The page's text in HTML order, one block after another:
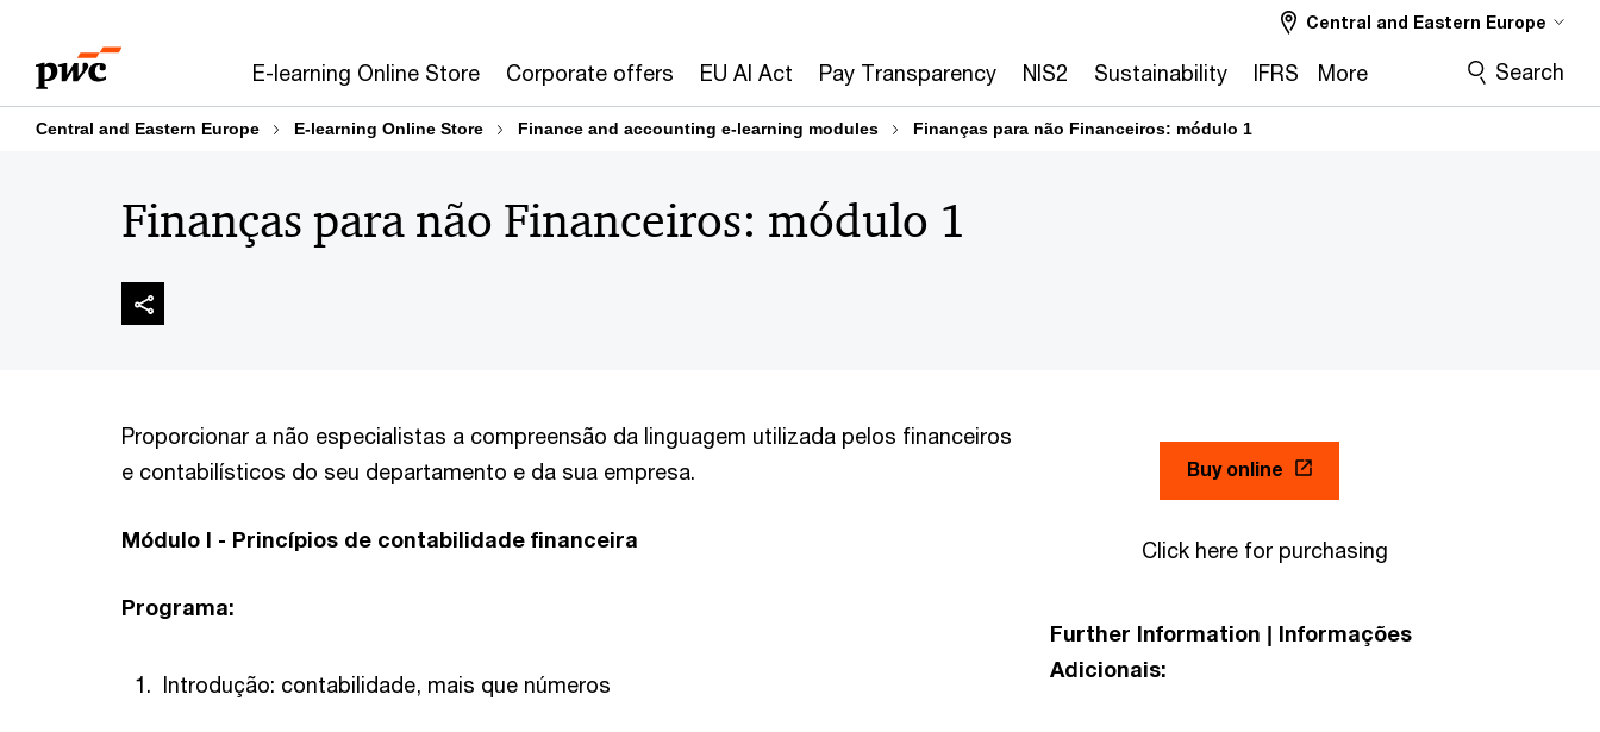
content
footer
E-learning Online Store Corporate offers EU AI Act Pay Transparency NIS2 Sustainability IFRS More
Central and Eastern Europe
Search
Central and Eastern Europe E-learning Online Store Finance and accounting e-learning modules Finanças para não Financeiros: módulo 1
Finanças para não Financeiros: módulo 1
Proporcionar a não especialistas a compreensão da linguagem utilizada pelos financeiros
e contabilísticos do seu departamento e da sua empresa.
Módulo I - Princípios de contabilidade financeira
Programa:
Introdução: contabilidade, mais que números
Buy online
Click here for purchasing
Further Information | Informações
Adicionais: